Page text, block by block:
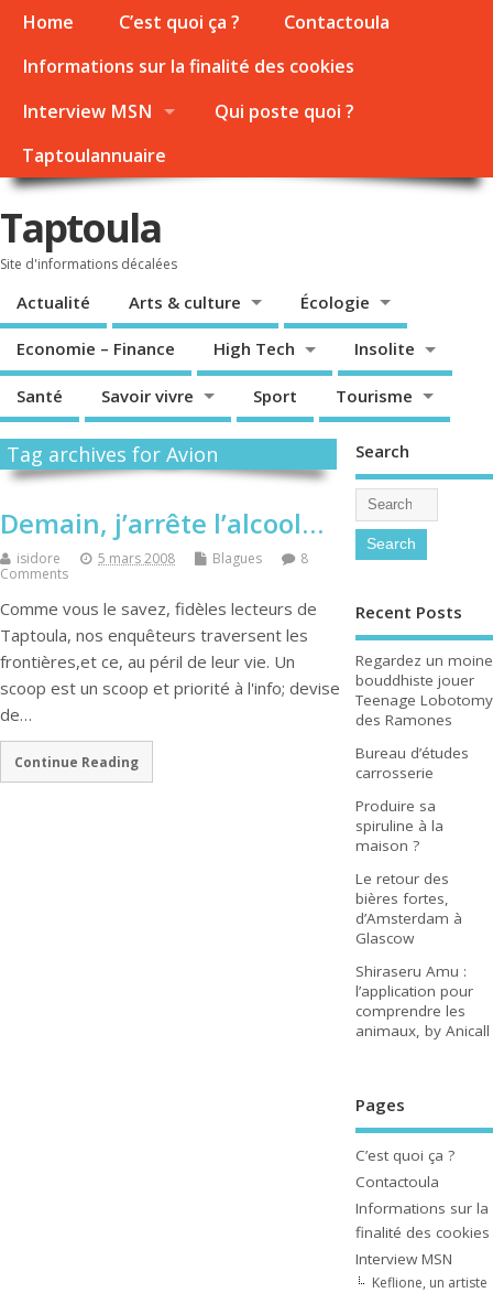
Home C’est quoi ça ?
Contactoula
Informations sur la finalité des cookies
Interview MSN
Qui poste quoi ?
Taptoulannuaire
Taptoula
Site d'informations décalées
Actualité Arts & culture Écologie
Economie – Finance High Tech Insolite
Santé Savoir vivre Sport Tourisme
Tag archives for Avion
Demain, j’arrête l’alcool…
isidore 5 mars 2008 Blagues
8
Comments
Comme vous le savez, fidèles lecteurs de
Taptoula, nos enquêteurs traversent les
frontières,et ce, au péril de leur vie. Un
scoop est un scoop et priorité à l'info; devise
de…
Continue Reading
Search
Recent Posts
Regardez un moine
bouddhiste jouer
Teenage Lobotomy
des Ramones
Bureau d’études
carrosserie
Produire sa
spiruline à la
maison ?
Le retour des
bières fortes,
d’Amsterdam à
Glascow
Shiraseru Amu :
l’application pour
comprendre les
animaux, by Anicall
Pages
C’est quoi ça ?
Contactoula
Informations sur la
finalité des cookies
Interview MSN
Keflione, un artiste